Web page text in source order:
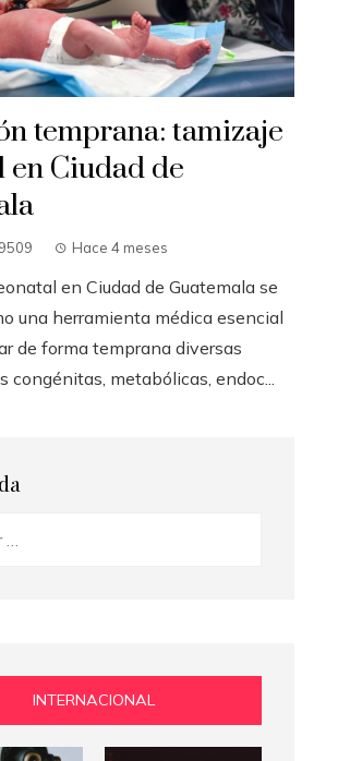
temprana: tamizaje
en Ciudad de
Hace 4 meses
en Ciudad de Guatemala se
una herramienta médica esencial
de forma temprana diversas
congénitas, metabólicas, endoc...
INTERNACIONAL